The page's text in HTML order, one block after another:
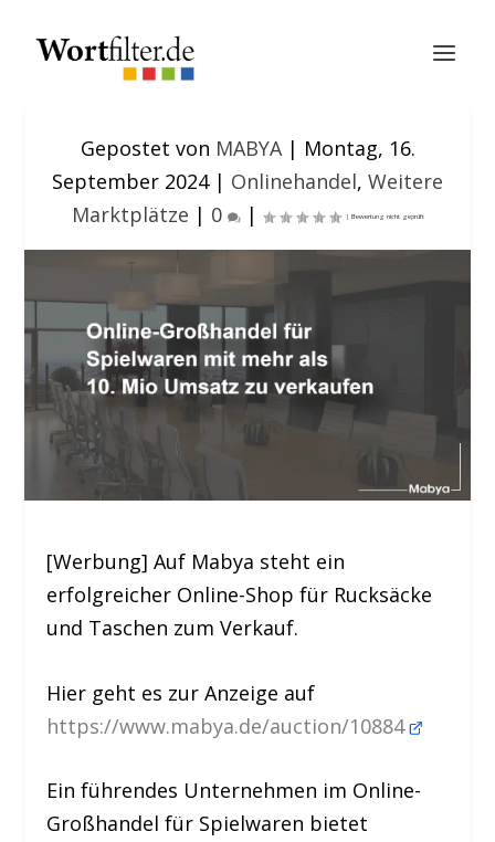
Gepostet von MABYA| Montag, 16.
September 2024| Onlinehandel, Weitere
Marktplätze | 0 |
[Werbung] Auf Mabya steht ein
erfolgreicher Online-Shop für Rucksäcke
und Taschen zum Verkauf.
Hier geht es zur Anzeige auf
https://www.mabya.de/auction/10884
Ein führendes Unternehmen im Online-
Großhandel für Spielwaren bietet